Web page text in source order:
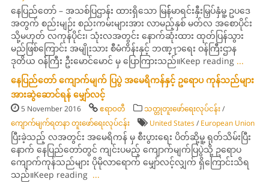
နေပြည်တော် – အသစ်ပြဌာန်း ထားရှိသော မြန််မာရင်းနှီးမြှပ်နှံမူ့ ဥပဒေ
အတွက် စည်းမျဉ်း စည်းကမ်းများအား လာမည့်နှစ် မတ်လ အစောပိုင်း
သို့မဟုတ် လကုန်ပိုင်း၊ သုံးလအတွင်း နောက်ဆုံးထား ထုတ်ပြန်သွား
မည်ဖြစ်ကြောင်း အမျိုးသား စီမံကိန်းနှင့် ဘဏ္႑ာရေး ဝန်ကြီးဌာန
ဒုတိယ ဝန််ကြီး ဦးမောင်မောင် မှ ပြောကြားသည်။Keep reading ...
နေပြည်တော် ကျောက်မျက် ပြပွဲ အမေရိကန်နှင့် ဥရောပ ကုန်သည်များ
အားဆွဲဆောင်ရန် မျှော်လင့်
5 November 2016 ဧရာဝတီ သတ္တုတူးဖော်ရေးလုပ်ငန်း/
ကျောက်မျက်ရတနာ တူးဖော်ရေးလုပ်ငန်း
United States/ European Union
ပြီးခဲ့သည့် လအတွင်း အမေရိကန် မှ စီးပွားရေး ပိတ်ဆို့မူ့ ရုတ်သိမ်းပြီး
နောက် နေပြည်တော်တွင် ကျင်းပမည့် ကျောက်မျက်ပြပွဲသို့ ဥရောပ
ကျောက်ကုန်သည်များ ပိုမိုလာရောက် မျှော်လင့်လျှက် ရှိကြောင်းသိရ
သည်။Keep reading ...